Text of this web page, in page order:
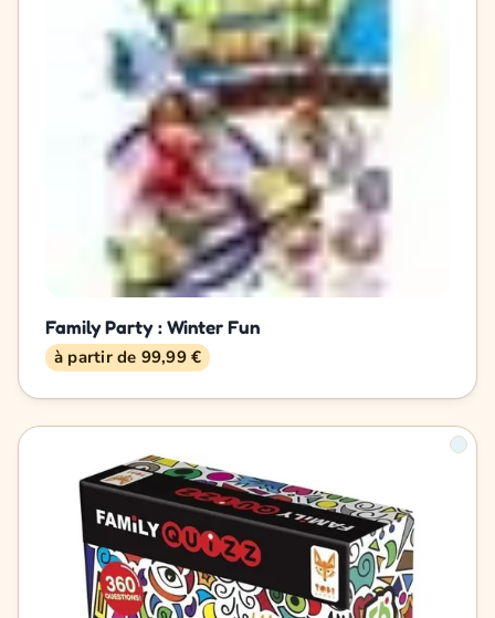
Family Party : Winter Fun
à partir de 99,99 €